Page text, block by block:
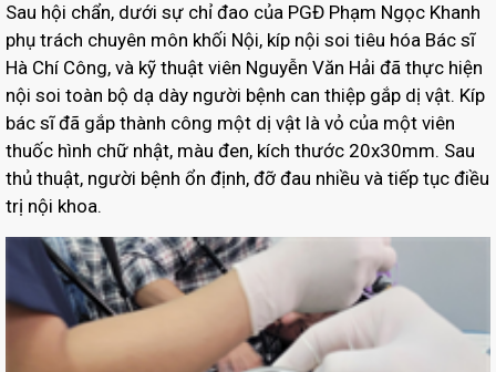
Sau hội chẩn, dưới sự chỉ đao của PGĐ Phạm Ngọc Khanh
phụ trách chuyên môn khối Nội, kíp nội soi tiêu hóa Bác sĩ
Hà Chí Công, và kỹ thuật viên Nguyễn Văn Hải đã thực hiện
nội soi toàn bộ dạ dày người bệnh can thiệp gắp dị vật. Kíp
bác sĩ đã gắp thành công một dị vật là vỏ của một viên
thuốc hình chữ nhật, màu đen, kích thước 20x30mm. Sau
thủ thuật, người bệnh ổn định, đỡ đau nhiều và tiếp tục điều
trị nội khoa.